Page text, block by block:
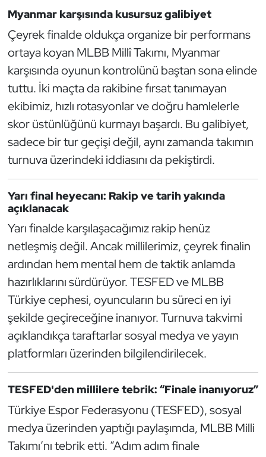
Myanmar karşısında kusursuz galibiyet
Çeyrek finalde oldukça organize bir performans
ortaya koyan MLBB Millî Takımı, Myanmar
karşısında oyunun kontrolünü baştan sona elinde
tuttu. İki maçta da rakibine fırsat tanımayan
ekibimiz, hızlı rotasyonlar ve doğru hamlelerle
skor üstünlüğünü kurmayı başardı. Bu galibiyet,
sadece bir tur geçişi değil, aynı zamanda takımın
turnuva üzerindeki iddiasını da pekiştirdi.
Yarı final heyecanı: Rakip ve tarih yakında
açıklanacak
Yarı finalde karşılaşacağımız rakip henüz
netleşmiş değil. Ancak millilerimiz, çeyrek finalin
ardından hem mental hem de taktik anlamda
hazırlıklarını sürdürüyor. TESFED ve MLBB
Türkiye cephesi, oyuncuların bu süreci en iyi
şekilde geçireceğine inanıyor. Turnuva takvimi
açıklandıkça taraftarlar sosyal medya ve yayın
platformları üzerinden bilgilendirilecek.
TESFED'den millilere tebrik: “Finale inanıyoruz”
Türkiye Espor Federasyonu (TESFED), sosyal
medya üzerinden yaptığı paylaşımda, MLBB Milli
Takımı’nı tebrik etti. “Adım adım finale
Hentbol
İşitme Engelli Sporcular
Judo ve Kuraş
Kano ve Rafting
Karate
Kempo
Kick Boks
Kürek
Masa Tenisi
Modern Pentatlon
Motor Sporları
Muay Thai
Okçuluk
Optimist